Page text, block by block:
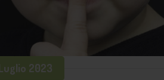
2023